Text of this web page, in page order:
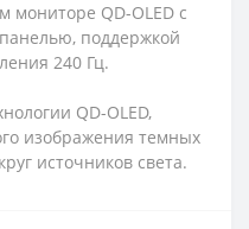
QD-OLED с
поддержкой
240 Гц.
QD-OLED,
изображения темных
источников света.